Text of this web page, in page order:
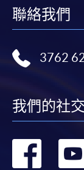
聯絡我們
3762
我們的社
轉